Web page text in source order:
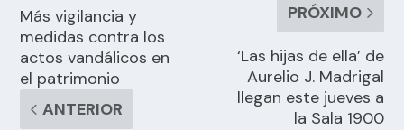
Más vigilancia y
medidas contra los
actos vandálicos en
el patrimonio
ANTERIOR
PRÓXIMO
‘Las hijas de ella’ de
Aurelio J. Madrigal
llegan este jueves a
la Sala 1900